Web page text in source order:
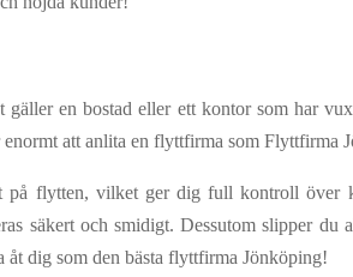
en bostad eller ett kontor som har
att anlita en flyttfirma som Flyttfirma
flytten, vilket ger dig full kontroll över
säkert och smidigt. Dessutom slipper du
dig som den bästa flyttfirma Jönköping!